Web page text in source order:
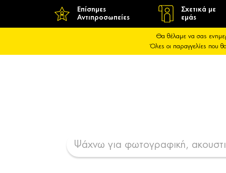
Επίσημες
Αντιπροσωπείες
Σχετικά με
εμάς
Θα θέλαμε να σας
Όλες οι παραγγελίες